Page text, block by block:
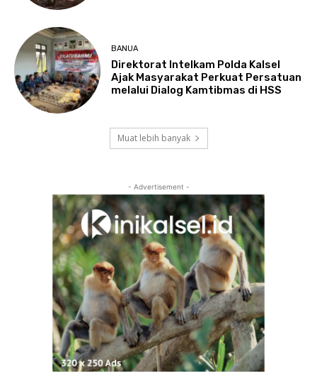
BANUA
Direktorat Intelkam Polda Kalsel
Ajak Masyarakat Perkuat Persatuan
melalui Dialog Kamtibmas di HSS
Muat lebih banyak
- Advertisement -